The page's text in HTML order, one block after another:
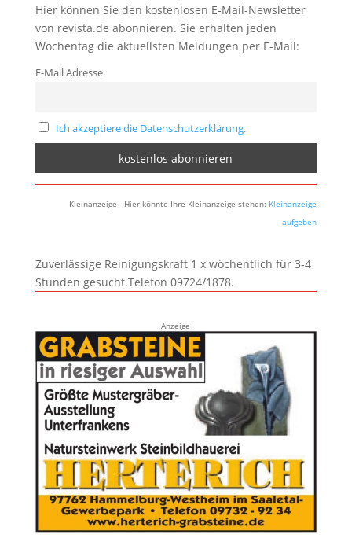
Hier können Sie den kostenlosen E-Mail-Newsletter
von revista.de abonnieren. Sie erhalten jeden
Wochentag die aktuellsten Meldungen per E-Mail:
E-Mail Adresse
Ich akzeptiere die Datenschutzerklärung.
Kleinanzeige - Hier könnte Ihre Kleinanzeige stehen: Kleinanzeige
aufgeben
Zuverlässige Reinigungskraft 1 x wöchentlich für 3-4
Stunden gesucht.Telefon 09724/1878.
Anzeige